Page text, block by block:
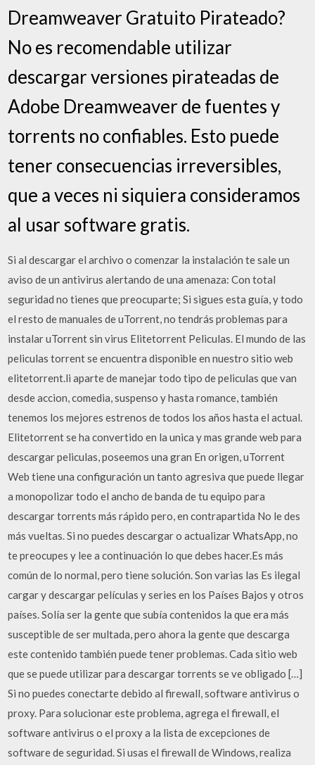
Dreamweaver Gratuito Pirateado?
No es recomendable utilizar
descargar versiones pirateadas de
Adobe Dreamweaver de fuentes y
torrents no confiables. Esto puede
tener consecuencias irreversibles,
que a veces ni siquiera consideramos
al usar software gratis.
Si al descargar el archivo o comenzar la instalación te sale un
aviso de un antivirus alertando de una amenaza: Con total
seguridad no tienes que preocuparte; Si sigues esta guía, y todo
el resto de manuales de uTorrent, no tendrás problemas para
instalar uTorrent sin virus Elitetorrent Peliculas. El mundo de las
peliculas torrent se encuentra disponible en nuestro sitio web
elitetorrent.li aparte de manejar todo tipo de peliculas que van
desde accion, comedia, suspenso y hasta romance, también
tenemos los mejores estrenos de todos los años hasta el actual.
Elitetorrent se ha convertido en la unica y mas grande web para
descargar peliculas, poseemos una gran En origen, uTorrent
Web tiene una configuración un tanto agresiva que puede llegar
a monopolizar todo el ancho de banda de tu equipo para
descargar torrents más rápido pero, en contrapartida No le des
más vueltas. Si no puedes descargar o actualizar WhatsApp, no
te preocupes y lee a continuación lo que debes hacer.Es más
común de lo normal, pero tiene solución. Son varias las Es ilegal
cargar y descargar películas y series en los Países Bajos y otros
países. Solía ser la gente que subía contenidos la que era más
susceptible de ser multada, pero ahora la gente que descarga
este contenido también puede tener problemas. Cada sitio web
que se puede utilizar para descargar torrents se ve obligado […]
Si no puedes conectarte debido al firewall, software antivirus o
proxy. Para solucionar este problema, agrega el firewall, el
software antivirus o el proxy a la lista de excepciones de
software de seguridad. Si usas el firewall de Windows, realiza